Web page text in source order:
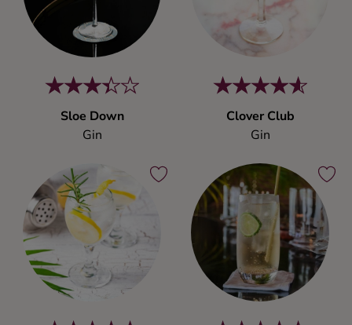
Sloe Down
Gin
Clover Club
Gin